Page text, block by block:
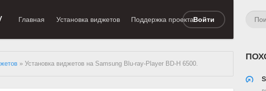
Главная Установка виджетов Поддержка проектаВойти
» Установка виджетов на Samsung Blu-ray-Player BD-H 6500.